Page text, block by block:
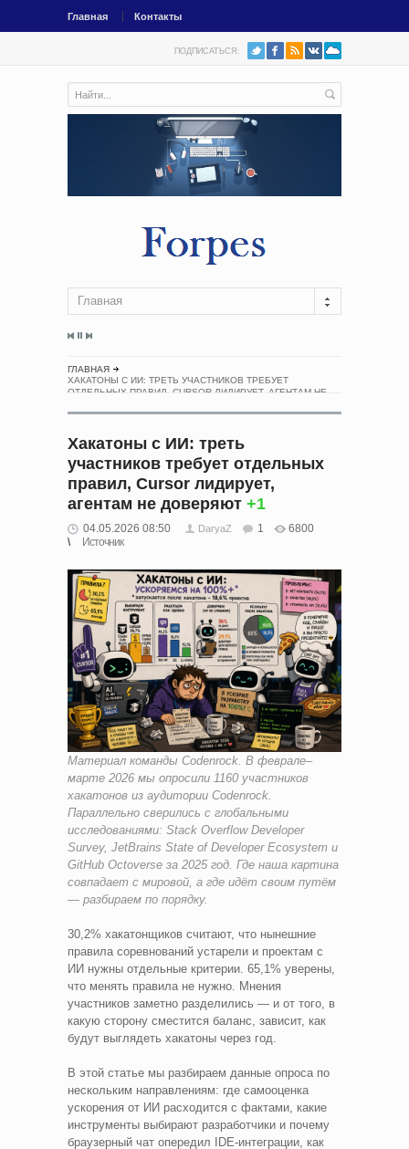
Главная Контакты
ПОДПИСАТЬСЯ:
Главная
ГЛАВНАЯ
ХАКАТОНЫ С ИИ: ТРЕТЬ УЧАСТНИКОВ ТРЕБУЕТ
ОТДЕЛЬНЫХ ПРАВИЛ, CURSOR ЛИДИРУЕТ, АГЕНТАМ НЕ
Хакатоны с ИИ: треть
участников требует отдельных
правил, Cursor лидирует,
агентам не доверяют +1
04.05.2026 08:50 DaryaZ 1
6800
Источник
Материал команды Codenrock. В феврале–
марте 2026 мы опросили 1160 участников
хакатонов из аудитории Codenrock.
Параллельно сверились с глобальными
исследованиями: Stack Overflow Developer
Survey, JetBrains State of Developer Ecosystem и
GitHub Octoverse за 2025 год. Где наша картина
совпадает с мировой, а где идёт своим путём
— разбираем по порядку.
30,2% хакатонщиков считают, что нынешние
правила соревнований устарели и проектам с
ИИ нужны отдельные критерии. 65,1% уверены,
что менять правила не нужно. Мнения
участников заметно разделились — и от того, в
какую сторону сместится баланс, зависит, как
будут выглядеть хакатоны через год.
В этой статье мы разбираем данные опроса по
нескольким направлениям: где самооценка
ускорения от ИИ расходится с фактами, какие
инструменты выбирают разработчики и почему
браузерный чат опередил IDE-интеграции, как